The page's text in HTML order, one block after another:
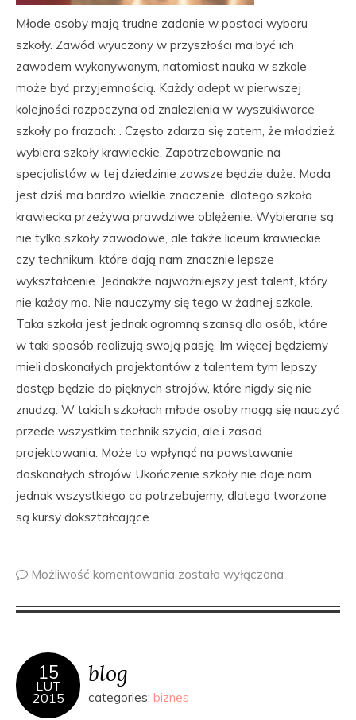
Młode osoby mają trudne zadanie w postaci wyboru
szkoły. Zawód wyuczony w przyszłości ma być ich
zawodem wykonywanym, natomiast nauka w szkole
może być przyjemnością. Każdy adept w pierwszej
kolejności rozpoczyna od znalezienia w wyszukiwarce
szkoły po frazach: . Często zdarza się zatem, że młodzież
wybiera szkoły krawieckie. Zapotrzebowanie na
specjalistów w tej dziedzinie zawsze będzie duże. Moda
jest dziś ma bardzo wielkie znaczenie, dlatego szkoła
krawiecka przeżywa prawdziwe oblężenie. Wybierane są
nie tylko szkoły zawodowe, ale także liceum krawieckie
czy technikum, które dają nam znacznie lepsze
wykształcenie. Jednakże najważniejszy jest talent, który
nie każdy ma. Nie nauczymy się tego w żadnej szkole.
Taka szkoła jest jednak ogromną szansą dla osób, które
w taki sposób realizują swoją pasję. Im więcej będziemy
mieli doskonałych projektantów z talentem tym lepszy
dostęp będzie do pięknych strojów, które nigdy się nie
znudzą. W takich szkołach młode osoby mogą się nauczyć
przede wszystkim technik szycia, ale i zasad
projektowania. Może to wpłynąć na powstawanie
doskonałych strojów. Ukończenie szkoły nie daje nam
jednak wszystkiego co potrzebujemy, dlatego tworzone
są kursy dokształcające.
Możliwość komentowania została wyłączona
15
LUT
2015
blog
categories: biznes